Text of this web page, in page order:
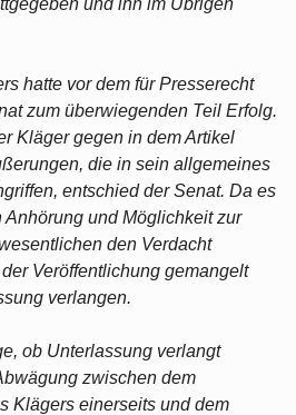
und ihn im Übrigen
hatte vor dem für Presserecht
zum überwiegenden Teil Erfolg.
Kläger gegen in dem Artikel
die in sein allgemeines
entschied der Senat. Da es
und Möglichkeit zur
den Verdacht
Veröffentlichung gemangelt
verlangen.
ob Unterlassung verlangt
zwischen dem
Klägers einerseits und dem